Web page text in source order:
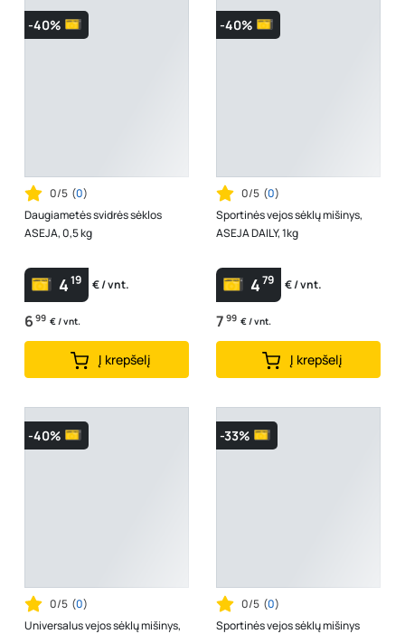
-40%
0/5 (0)
Daugiametės svidrės sėklos
ASEJA, 0,5 kg
419 € / vnt.
6 99 € / vnt.
Į krepšelį
-40%
0/5 (0)
Sportinės vejos sėklų mišinys,
ASEJA DAILY, 1kg
479 € / vnt.
7 99 € / vnt.
Į krepšelį
-40%
0/5 (0)
Universalus vejos sėklų mišinys,
-33%
0/5 (0)
Sportinės vejos sėklų mišinys